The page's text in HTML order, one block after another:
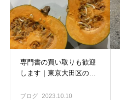
専門書の買い取りも歓迎
します｜東京大田区の古
揚羽堂
ブログ 2023.10.10